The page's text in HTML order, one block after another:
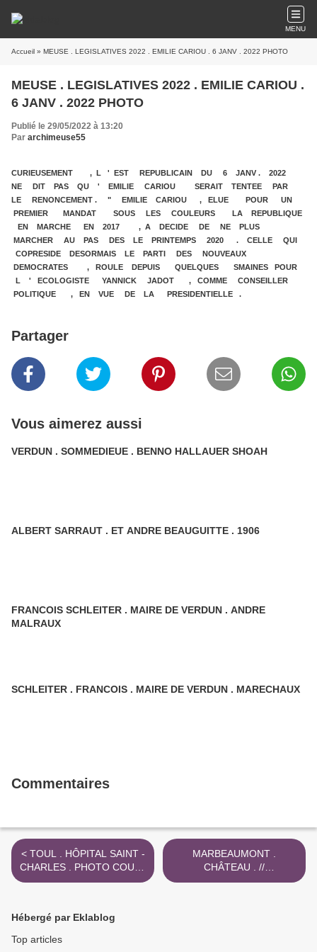
MENU
Accueil » MEUSE . LEGISLATIVES 2022 . EMILIE CARIOU . 6 JANV . 2022 PHOTO
MEUSE . LEGISLATIVES 2022 . EMILIE CARIOU .
6 JANV . 2022 PHOTO
Publié le 29/05/2022 à 13:20
Par archimeuse55
CURIEUSEMENT , L ' EST REPUBLICAIN DU 6 JANV . 2022
NE DIT PAS QU ' EMILIE CARIOU SERAIT TENTEE PAR
LE RENONCEMENT . " EMILIE CARIOU , ELUE POUR UN
PREMIER MANDAT SOUS LES COULEURS LA REPUBLIQUE
EN MARCHE EN 2017 , A DECIDE DE NE PLUS
MARCHER AU PAS DES LE PRINTEMPS 2020 . CELLE QUI
COPRESIDE DESORMAIS LE PARTI DES NOUVEAUX
DEMOCRATES , ROULE DEPUIS QUELQUES SMAINES POUR
L ' ECOLOGISTE YANNICK JADOT , COMME CONSEILLER
POLITIQUE , EN VUE DE LA PRESIDENTIELLE .
Partager
Vous aimerez aussi
VERDUN . SOMMEDIEUE . BENNO HALLAUER SHOAH
ALBERT SARRAUT . ET ANDRE BEAUGUITTE . 1906
FRANCOIS SCHLEITER . MAIRE DE VERDUN . ANDRE
MALRAUX
SCHLEITER . FRANCOIS . MAIRE DE VERDUN . MARECHAUX
Commentaires
< TOUL . HÔPITAL SAINT -
CHARLES . PHOTO COUL .
6 JANV . 2022
MARBEAUMONT .
CHÂTEAU . //
SARREGUEMINES .
Hébergé par Eklablog
Top articles